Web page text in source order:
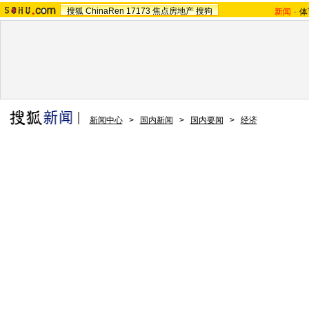
搜狐 ChinaRen 17173 焦点房地产 搜狗 新闻 -
新闻中心 > 国内新闻 > 国内要闻 > 经济